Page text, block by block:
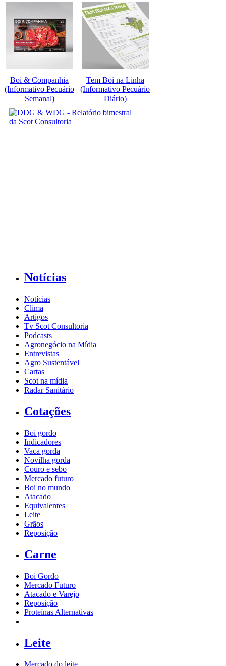
Boi & Companhia
(Informativo Pecuário
Semanal)
Tem Boi na Linha
(Informativo Pecuário
Diário)
Notícias
Notícias
Clima
Artigos
Tv Scot Consultoria
Podcasts
Agronegócio na Mídia
Entrevistas
Agro Sustentável
Cartas
Scot na mídia
Radar Sanitário
Cotações
Boi gordo
Indicadores
Vaca gorda
Novilha gorda
Couro e sebo
Mercado futuro
Boi no mundo
Atacado
Equivalentes
Leite
Grãos
Reposição
Carne
Boi Gordo
Mercado Futuro
Atacado e Varejo
Reposição
Proteínas Alternativas
Leite
Mercado do leite